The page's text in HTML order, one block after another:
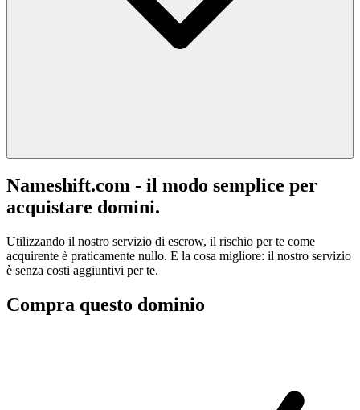
Nameshift.com - il modo semplice per
acquistare domini.
Utilizzando il nostro servizio di escrow, il rischio per te come
acquirente è praticamente nullo. E la cosa migliore: il nostro servizio
è senza costi aggiuntivi per te.
Compra questo dominio